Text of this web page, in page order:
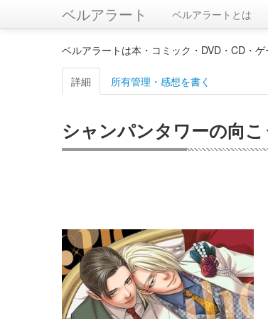
ベルアラート ベルアラートとは
ベルアラートは本・コミック・DVD・CD・
詳細 所有管理・感想を書く
シャンパンタワーの向